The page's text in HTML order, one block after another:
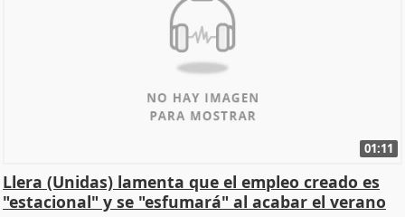
01:11
Llera (Unidas) lamenta que el empleo creado es
"estacional" y se "esfumará" al acabar el verano